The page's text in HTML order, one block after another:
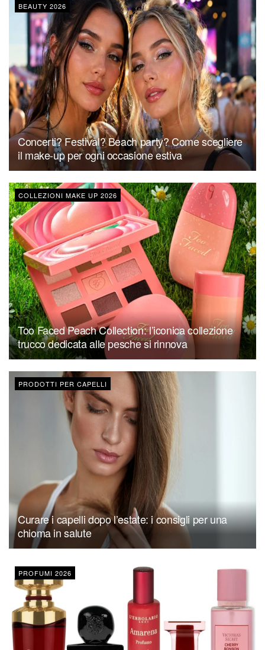
BEAUTY 2026
Concerti? Festival? Beach party? Come scegliere
il make-up per ogni occasione estiva
COLLEZIONI MAKE UP 2026
Too Faced Peach Collection: l’iconica collezione
trucco dedicata alle pesche si rinnova
PRODOTTI PER CAPELLI
Curare i capelli dopo l’estate: i consigli per una
chioma in salute
PROFUMI 2026